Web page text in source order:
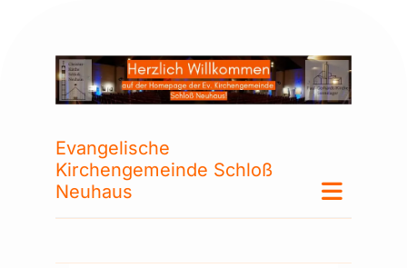
Evangelische
Kirchengemeinde Schloß
Neuhaus